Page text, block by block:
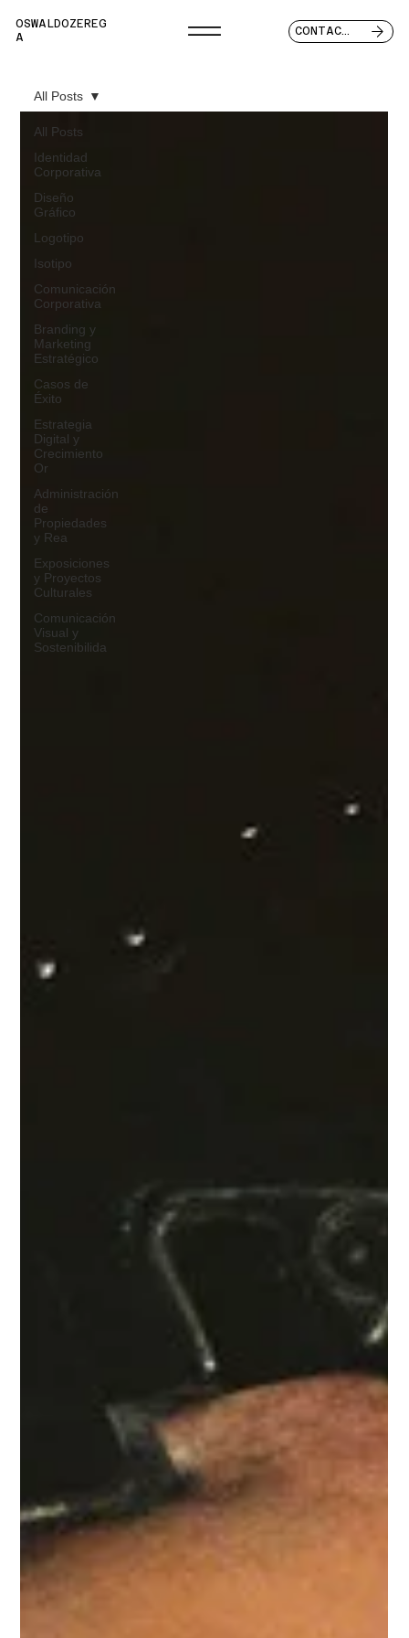
OSWALDOZEREG
A
CONTACTO
All Posts
Identidad
Corporativa
Diseño
Gráfico
Logotipo
Isotipo
Comunicación
Corporativa
Branding y
Marketing
Estratégico
Casos de
Éxito
Estrategia
Digital y
Crecimiento
Or
Administración
de
Propiedades
y Rea
Exposiciones
y Proyectos
Culturales
Comunicación
Visual y
Sostenibilida
All Posts